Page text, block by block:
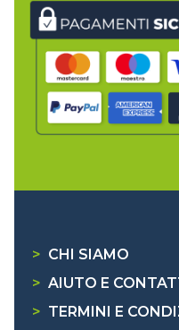
> CHI SIAMO
> AIUTO E
> TERMINI E